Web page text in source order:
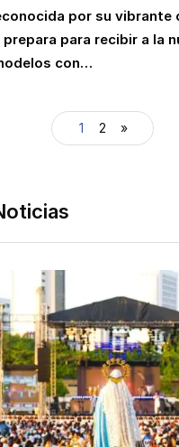
por su vibrante
para recibir a la
con…
1 2 »